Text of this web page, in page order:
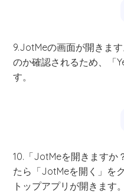
9.JotMeの画面が開きま
のか確認されるため、「
す。
10.「JotMeを開きますか
たら「JotMeを開く」を
トップアプリが開きます。